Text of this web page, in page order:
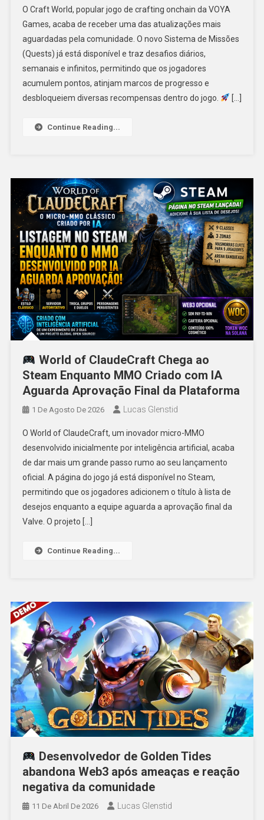
O Craft World, popular jogo de crafting onchain da VOYA
Games, acaba de receber uma das atualizações mais
aguardadas pela comunidade. O novo Sistema de Missões
(Quests) já está disponível e traz desafios diários,
semanais e infinitos, permitindo que os jogadores
acumulem pontos, atinjam marcos de progresso e
desbloqueiem diversas recompensas dentro do jogo.
[…]
Continue Reading...
World of ClaudeCraft Chega ao
Steam Enquanto MMO Criado com IA
Aguarda Aprovação Final da Plataforma
1 De Agosto De 2026 Lucas Glenstid
O World of ClaudeCraft, um inovador micro-MMO
desenvolvido inicialmente por inteligência artificial, acaba
de dar mais um grande passo rumo ao seu lançamento
oficial. A página do jogo já está disponível no Steam,
permitindo que os jogadores adicionem o título à lista de
desejos enquanto a equipe aguarda a aprovação final da
Valve. O projeto […]
Continue Reading...
Desenvolvedor de Golden Tides
abandona Web3 após ameaças e reação
negativa da comunidade
11 De Abril De 2026 Lucas Glenstid